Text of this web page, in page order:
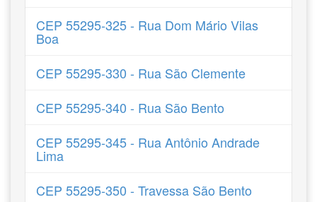
CEP 55295-325 - Rua Dom Mário Vilas
Boa
CEP 55295-330 - Rua São Clemente
CEP 55295-340 - Rua São Bento
CEP 55295-345 - Rua Antônio Andrade
Lima
CEP 55295-350 - Travessa São Bento